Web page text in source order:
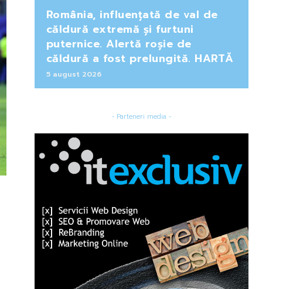
România, influențată de val de
căldură extremă și furtuni
puternice. Alertă roșie de
căldură a fost prelungită. HARTĂ
5 august 2026
- Parteneri media -